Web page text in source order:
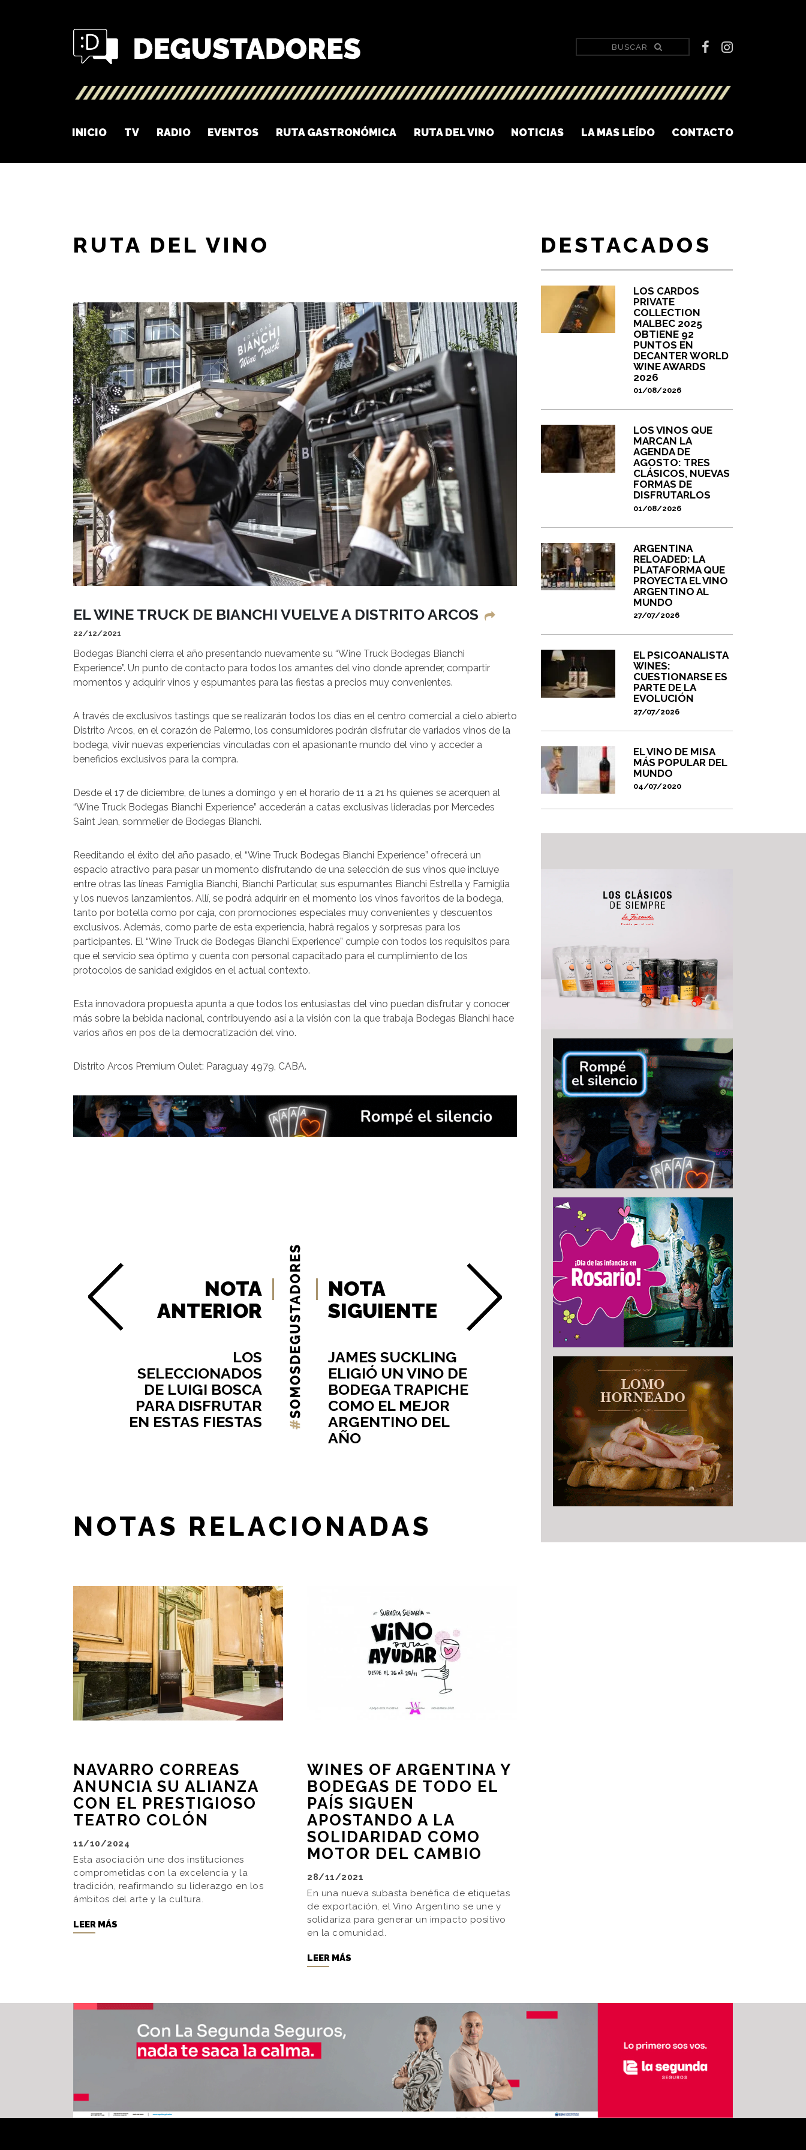
INICIO TV RADIO EVENTOS RUTA GASTRONÓMICA RUTA DEL VINO NOTICIAS LA MAS LEÍDO CONTACTO
RUTA DEL VINO
EL WINE TRUCK DE BIANCHI VUELVE A DISTRITO ARCOS
22/12/2021
Bodegas Bianchi cierra el año presentando nuevamente su “Wine Truck Bodegas Bianchi
Experience”. Un punto de contacto para todos los amantes del vino donde aprender, compartir
momentos y adquirir vinos y espumantes para las fiestas a precios muy convenientes.
A través de exclusivos tastings que se realizarán todos los días en el centro comercial a cielo abierto
Distrito Arcos, en el corazón de Palermo, los consumidores podrán disfrutar de variados vinos de la
bodega, vivir nuevas experiencias vinculadas con el apasionante mundo del vino y acceder a
beneficios exclusivos para la compra.
Desde el 17 de diciembre, de lunes a domingo y en el horario de 11 a 21 hs quienes se acerquen al
“Wine Truck Bodegas Bianchi Experience” accederán a catas exclusivas lideradas por Mercedes
Saint Jean, sommelier de Bodegas Bianchi.
Reeditando el éxito del año pasado, el “Wine Truck Bodegas Bianchi Experience” ofrecerá un
espacio atractivo para pasar un momento disfrutando de una selección de sus vinos que incluye
entre otras las líneas Famiglia Bianchi, Bianchi Particular, sus espumantes Bianchi Estrella y Famiglia
y los nuevos lanzamientos. Allí, se podrá adquirir en el momento los vinos favoritos de la bodega,
tanto por botella como por caja, con promociones especiales muy convenientes y descuentos
exclusivos. Además, como parte de esta experiencia, habrá regalos y sorpresas para los
participantes. El “Wine Truck de Bodegas Bianchi Experience” cumple con todos los requisitos para
que el servicio sea óptimo y cuenta con personal capacitado para el cumplimiento de los
protocolos de sanidad exigidos en el actual contexto.
Esta innovadora propuesta apunta a que todos los entusiastas del vino puedan disfrutar y conocer
más sobre la bebida nacional, contribuyendo así a la visión con la que trabaja Bodegas Bianchi hace
varios años en pos de la democratización del vino.
Distrito Arcos Premium Oulet: Paraguay 4979, CABA.
NOTA
ANTERIOR
LOS
SELECCIONADOS
DE LUIGI BOSCA
PARA DISFRUTAR
EN ESTAS FIESTAS
NOTA
SIGUIENTE
JAMES SUCKLING
ELIGIÓ UN VINO DE
BODEGA TRAPICHE
COMO EL MEJOR
ARGENTINO DEL
AÑO
NOTAS RELACIONADAS
NAVARRO CORREAS
ANUNCIA SU ALIANZA
CON EL PRESTIGIOSO
TEATRO COLÓN
11/10/2024
Esta asociación une dos instituciones
comprometidas con la excelencia y la
tradición, reafirmando su liderazgo en los
ámbitos del arte y la cultura.
LEER MÁS
WINES OF ARGENTINA Y
BODEGAS DE TODO EL
PAÍS SIGUEN
APOSTANDO A LA
SOLIDARIDAD COMO
MOTOR DEL CAMBIO
28/11/2021
En una nueva subasta benéfica de etiquetas
de exportación, el Vino Argentino se une y
solidariza para generar un impacto positivo
en la comunidad.
LEER MÁS
DESTACADOS
LOS CARDOS
PRIVATE
COLLECTION
MALBEC 2025
OBTIENE 92
PUNTOS EN
DECANTER WORLD
WINE AWARDS
2026
01/08/2026
LOS VINOS QUE
MARCAN LA
AGENDA DE
AGOSTO: TRES
CLÁSICOS, NUEVAS
FORMAS DE
DISFRUTARLOS
01/08/2026
ARGENTINA
RELOADED: LA
PLATAFORMA QUE
PROYECTA EL VINO
ARGENTINO AL
MUNDO
27/07/2026
EL PSICOANALISTA
WINES:
CUESTIONARSE ES
PARTE DE LA
EVOLUCIÓN
27/07/2026
EL VINO DE MISA
MÁS POPULAR DEL
MUNDO
04/07/2020